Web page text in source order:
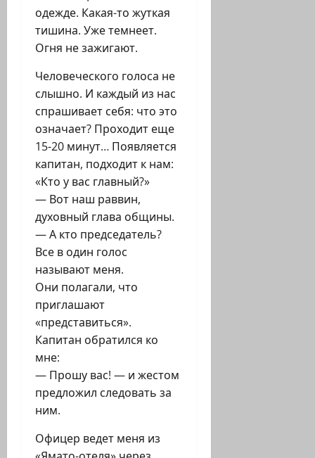
одежде. Какая-то жуткая
тишина. Уже темнеет.
Огня не зажигают.
Человеческого голоса не
слышно. И каждый из нас
спрашивает себя: что это
означает? Проходит еще
15-20 минут… Появляется
капитан, подходит к нам:
«Кто у вас главный?»
— Вот наш раввин,
духовный глава общины.
— А кто председатель?
Все в один голос
называют меня.
Они полагали, что
приглашают
«представиться».
Капитан обратился ко
мне:
— Прошу вас! — и жестом
предложил следовать за
ним.
Офицер ведет меня из